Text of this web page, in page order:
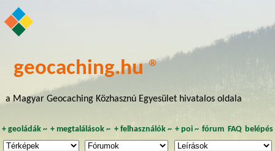
geocaching.hu ®
a Magyar Geocaching Közhasznú Egyesület hivatalos oldala
+ geoládák~ +megtalálások ~ + felhasználók~ + poi~ fórum FAQ belépés